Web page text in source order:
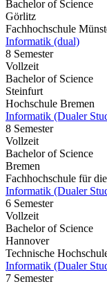
Bachelor of Science
Görlitz
Fachhochschule
Informatik (dual)
8 Semester
Vollzeit
Bachelor of Science
Steinfurt
Hochschule Bremen
Informatik (Dualer
8 Semester
Vollzeit
Bachelor of Science
Bremen
Fachhochschule für
Informatik (Dualer
6 Semester
Vollzeit
Bachelor of Science
Hannover
Technische
Informatik (Dualer
7 Semester